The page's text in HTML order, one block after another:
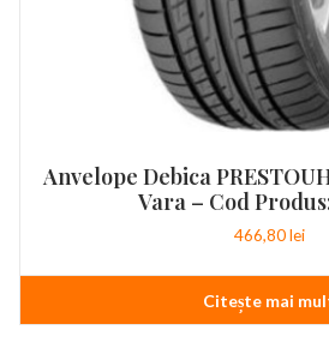
Anvelope Debica
Vara – Cod
466,80lei
Citește mai